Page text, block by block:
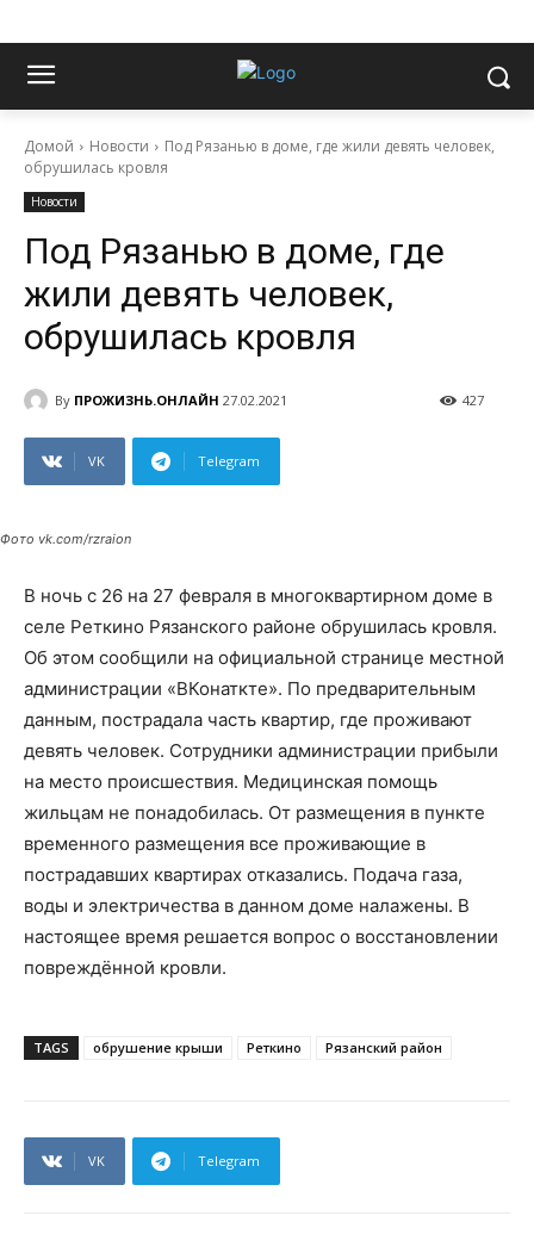
Домой Новости
Под Рязанью в доме, где жили девять человек,
обрушилась кровля
Новости
Под Рязанью в доме, где
жили девять человек,
обрушилась кровля
By ПРОЖИЗНЬ.ОНЛАЙН 27.02.2021 427
VK Telegram
Фото vk.com/rzraion
В ночь с 26 на 27 февраля в многоквартирном доме в
селе Реткино Рязанского районе обрушилась кровля.
Об этом сообщили на официальной странице местной
администрации «ВКонаткте». По предварительным
данным, пострадала часть квартир, где проживают
девять человек. Сотрудники администрации прибыли
на место происшествия. Медицинская помощь
жильцам не понадобилась. От размещения в пункте
временного размещения все проживающие в
пострадавших квартирах отказались. Подача газа,
воды и электричества в данном доме налажены. В
настоящее время решается вопрос о восстановлении
повреждённой кровли.
TAGS обрушение крыши Реткино Рязанский район
VK Telegram